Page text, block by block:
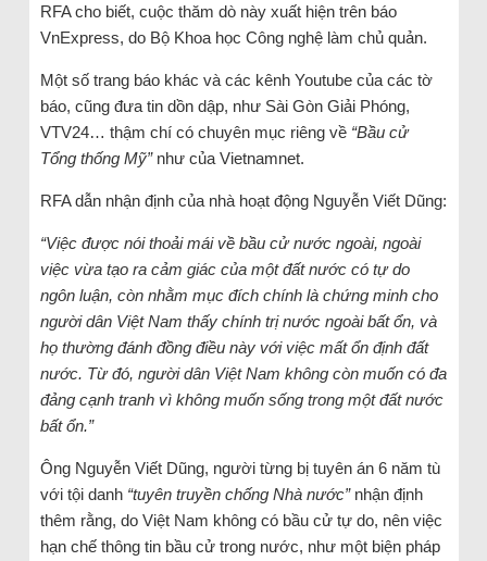
RFA cho biết, cuộc thăm dò này xuất hiện trên báo
VnExpress, do Bộ Khoa học Công nghệ làm chủ quản.
Một số trang báo khác và các kênh Youtube của các tờ
báo, cũng đưa tin dồn dập, như Sài Gòn Giải Phóng,
VTV24… thậm chí có chuyên mục riêng về “Bầu cử
Tổng thống Mỹ”như của Vietnamnet.
RFA dẫn nhận định của nhà hoạt động Nguyễn Viết Dũng:
“Việc được nói thoải mái về bầu cử nước ngoài, ngoài
việc vừa tạo ra cảm giác của một đất nước có tự do
ngôn luận, còn nhằm mục đích chính là chứng minh cho
người dân Việt Nam thấy chính trị nước ngoài bất ổn, và
họ thường đánh đồng điều này với việc mất ổn định đất
nước. Từ đó, người dân Việt Nam không còn muốn có đa
đảng cạnh tranh vì không muốn sống trong một đất nước
bất ổn.”
Ông Nguyễn Viết Dũng, người từng bị tuyên án 6 năm tù
với tội danh “tuyên truyền chống Nhà nước”nhận định
thêm rằng, do Việt Nam không có bầu cử tự do, nên việc
hạn chế thông tin bầu cử trong nước, như một biện pháp